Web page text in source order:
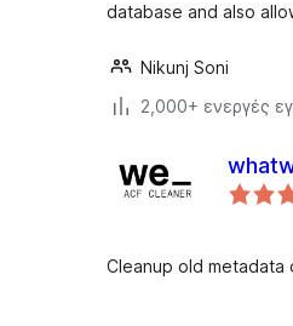
database and also
Nikunj Soni
2,000+ ενεργές
Cleanup old metadata